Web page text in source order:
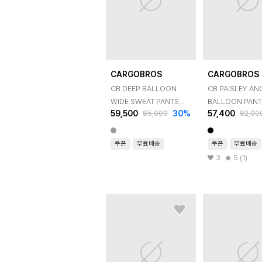
CARGOBROS
CB DEEP BALLOON
WIDE SWEAT PANTS
(GRAY)
59,500 85,000 30%
쿠폰 무료배송
CARGOBROS
CB PAISLEY
BALLOON
(BLACK)
57,400
쿠폰 무료배송
3 5 (1)